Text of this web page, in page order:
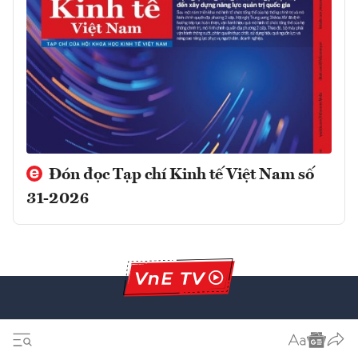
Đón đọc Tạp chí Kinh tế Việt Nam số
31-2026